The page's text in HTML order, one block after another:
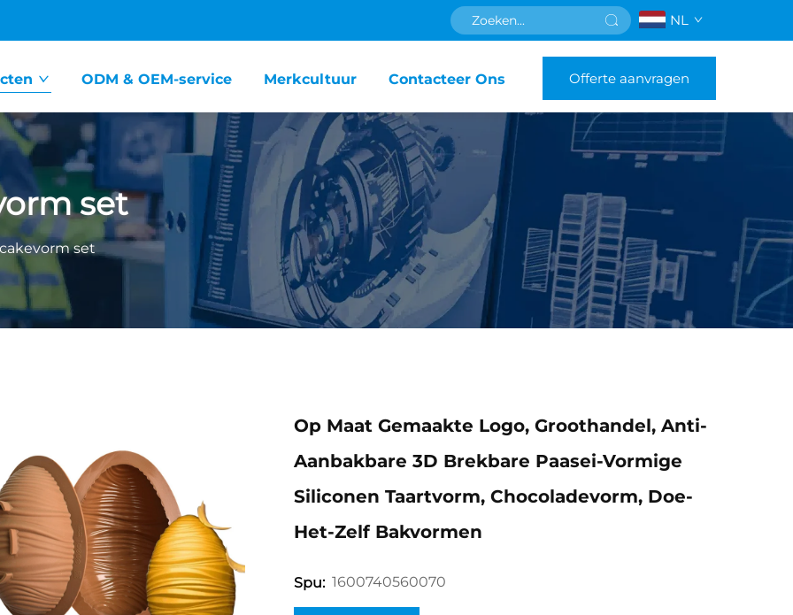
NL
ODM & OEM-service Merkcultuur Contacteer Ons Offerte aanvragen
set
set
Op Maat Gemaakte Logo, Groothandel, Anti-
Aanbakbare 3D Brekbare Paasei-Vormige
Siliconen Taartvorm, Chocoladevorm, Doe-
Het-Zelf Bakvormen
Spu: 1600740560070